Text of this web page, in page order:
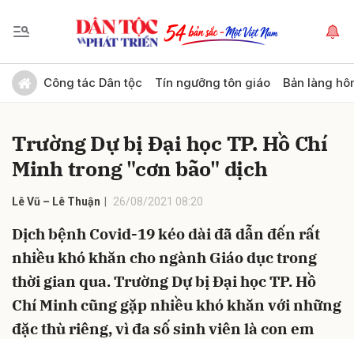
Công tác Dân tộc Tín ngưỡng tôn giáo Bản làng
Trường Dự bị Đại học TP. Hồ Chí
Minh trong "cơn bão" dịch
Lê Vũ – Lê Thuận 26/08/2021 08:20
Dịch bệnh Covid-19 kéo dài đã dẫn đến rất
nhiều khó khăn cho ngành Giáo dục trong
thời gian qua. Trường Dự bị Đại học TP. Hồ
Chí Minh cũng gặp nhiều khó khăn với những
đặc thù riêng, vì đa số sinh viên là con em
Gửi bình luận
Hủy Gửi